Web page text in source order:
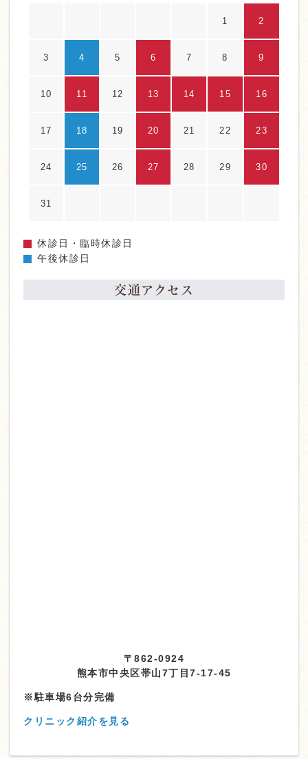
1 2
3 4 5 6 7 8 9
10 11 12 13 14 15 16
17 18 19 20 21 22 23
24 25 26 27 28 29 30
31
休診日・臨時休診日
午後休診日
交通アクセス
〒862-0924
熊本市中央区帯山7丁目7-17-45
※駐車場6台分完備
クリニック紹介を見る